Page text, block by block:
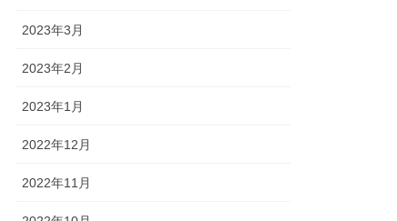
2023年3月
2023年2月
2023年1月
2022年12月
2022年11月